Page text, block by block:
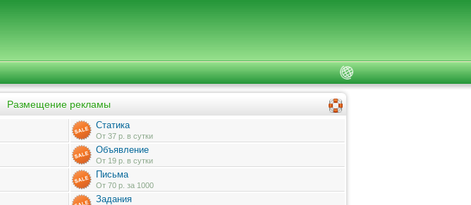
Размещение рекламы
Статика
От 37 р. в сутки
Объявление
От 19 р. в сутки
Письма
От 70 р. за 1000
Задания